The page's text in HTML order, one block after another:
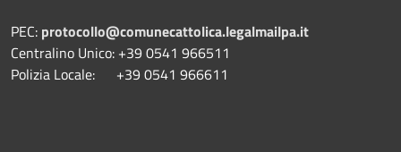
PEC: protocollo@comunecattolica.legalmailpa.it
Centralino Unico: +39 0541 966511
Polizia Locale: +39 0541 966611